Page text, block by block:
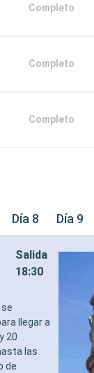
Completo
Completo
Completo
Día 8 Día 9
Salida
18:30
llegar a
20
las
de